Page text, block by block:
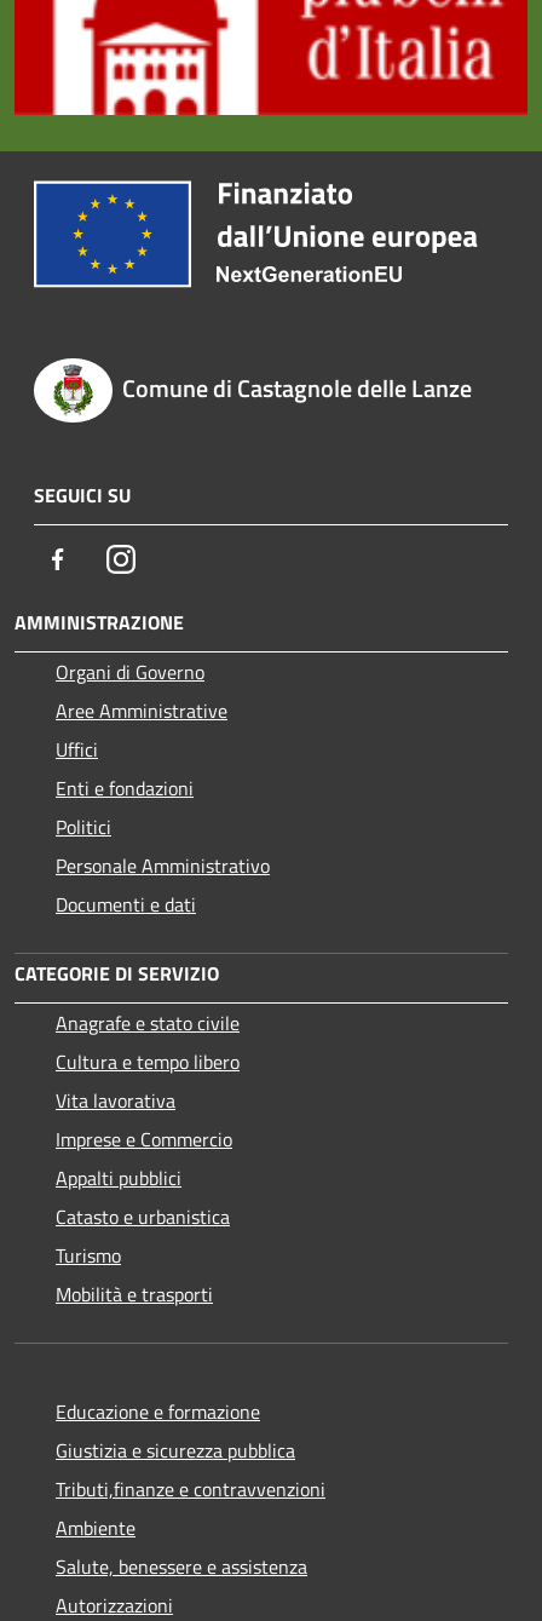
Comune di Castagnole delle Lanze
SEGUICI SU
FacebookInstagram
AMMINISTRAZIONE
Organi di Governo
Aree Amministrative
Uffici
Enti e fondazioni
Politici
Personale Amministrativo
Documenti e dati
CATEGORIE DI SERVIZIO
Anagrafe e stato civile
Cultura e tempo libero
Vita lavorativa
Imprese e Commercio
Appalti pubblici
Catasto e urbanistica
Turismo
Mobilità e trasporti
Educazione e formazione
Giustizia e sicurezza pubblica
Tributi,finanze e contravvenzioni
Ambiente
Salute, benessere e assistenza
Autorizzazioni